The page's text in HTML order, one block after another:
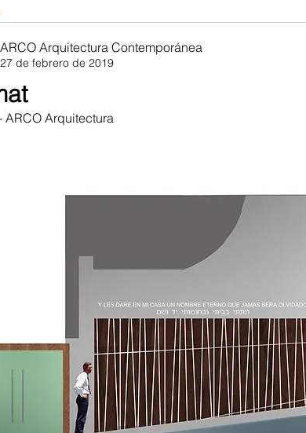
ARCO Arquitectura Contemporánea
27 de febrero de 2019
ARCO Arquitectura